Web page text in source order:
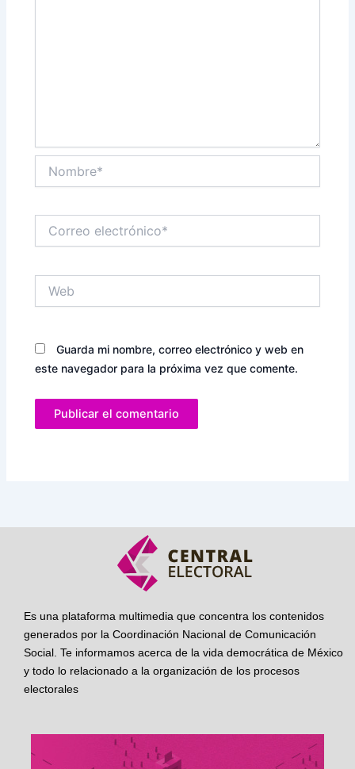
electrónico*
Guarda mi nombre, correo electrónico y web en
este navegador para la próxima vez que comente.
Es una plataforma multimedia que concentra los contenidos
generados por la Coordinación Nacional de Comunicación
Social. Te informamos acerca de la vida democrática de México
y todo lo relacionado a la organización de los procesos
electorales